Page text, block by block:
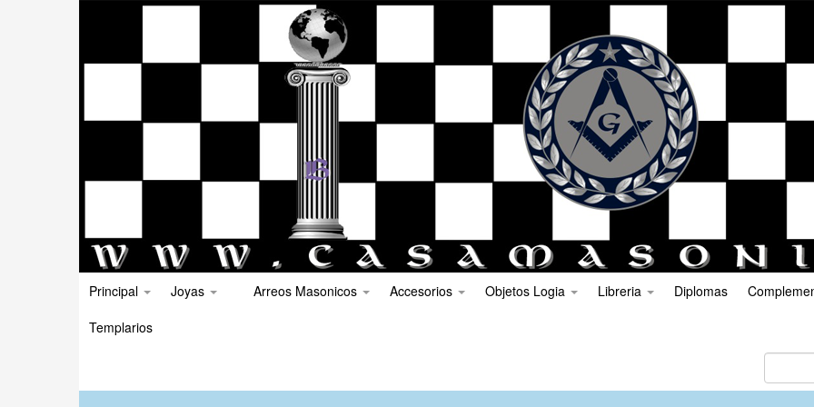
Principal Joyas Arreos Masonicos Accesorios Objetos Logia Libreria Diplomas
Templarios